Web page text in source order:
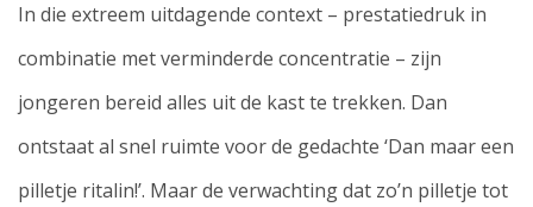
In die extreem uitdagende context – prestatiedruk in
combinatie met verminderde concentratie – zijn
jongeren bereid alles uit de kast te trekken. Dan
ontstaat al snel ruimte voor de gedachte ‘Dan maar een
pilletje ritalin!’. Maar de verwachting dat zo’n pilletje tot